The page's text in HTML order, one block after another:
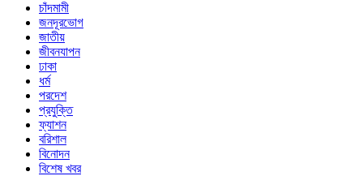
চাঁদমামী
জনদূরভোগ
জাতীয়
জীবনযাপন
ঢাকা
ধর্ম
পরদেশ
প্রযুক্তি
ফ্যাশন
বরিশাল
বিনোদন
বিশেষ খবর